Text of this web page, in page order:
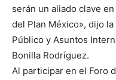
serán un aliado clave
del Plan México», dijo
Público y Asuntos
Bonilla Rodríguez.
Al participar en el Foro